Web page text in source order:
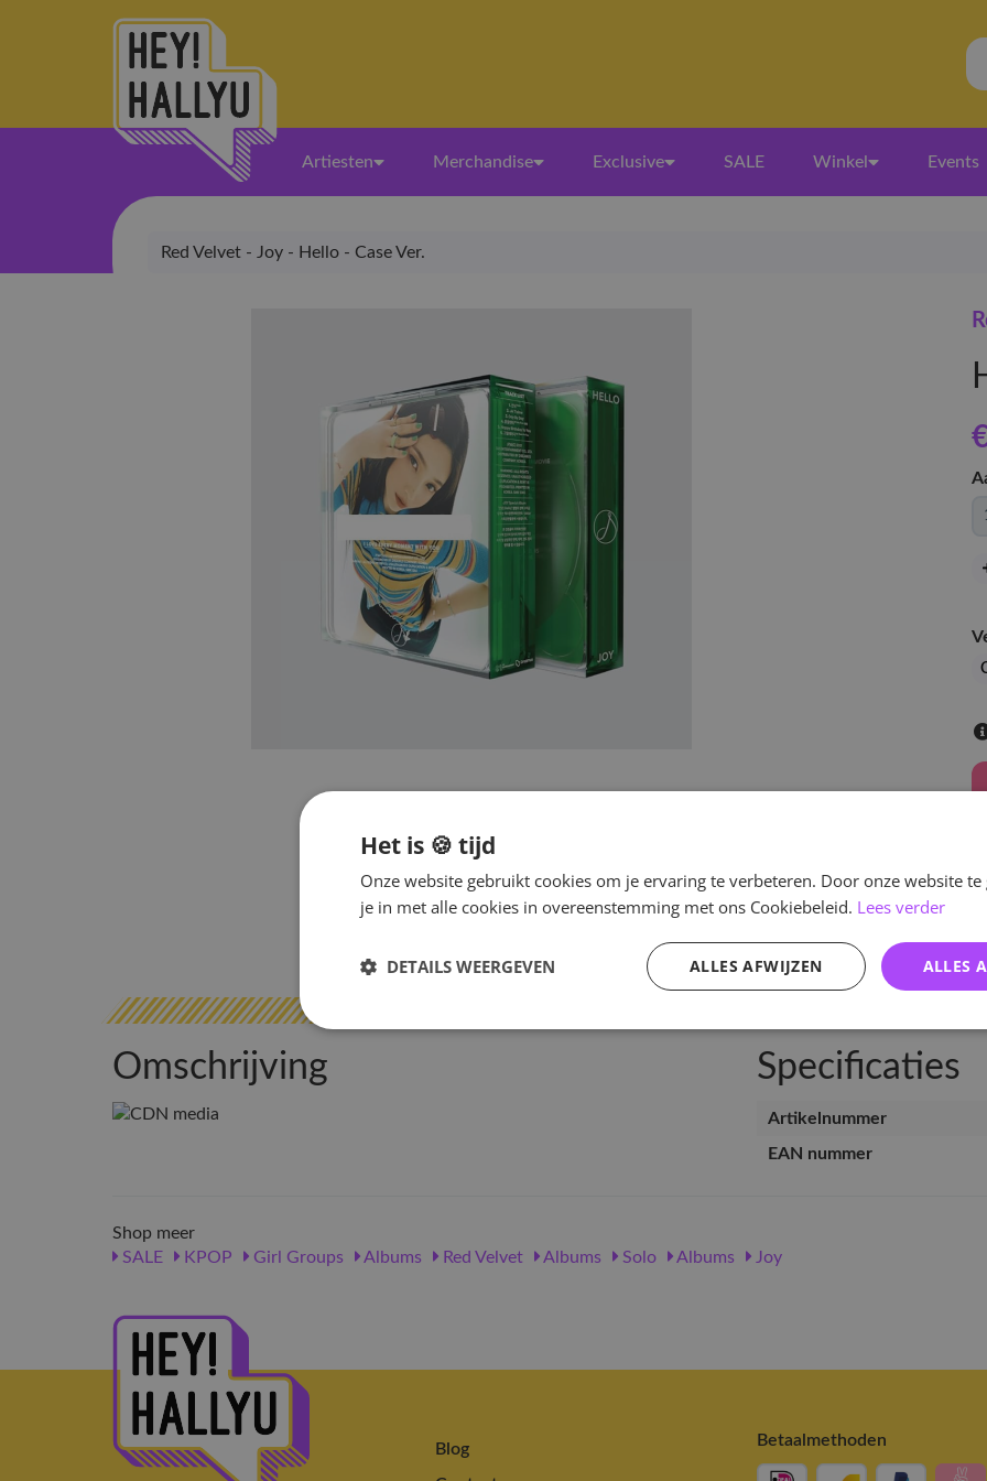
Artiesten Merchandise Exclusive SALE Winkel Events
Red Velvet - Joy - Hello - Case Ver.
Omschrijving Specificaties
Artikelnummer
EAN nummer
Shop meer
SALE
KPOP Girl Groups Albums Red Velvet Albums Solo Albums Joy
Blog
Betaalmethoden
Het is 🍪 tijd
Onze website gebruikt cookies om je ervaring te verbeteren. Door onze website
je in met alle cookies in overeenstemming met ons Cookiebeleid. Lees verder
ALLES
ALLES AFWIJZEN
DETAILS WEERGEVEN